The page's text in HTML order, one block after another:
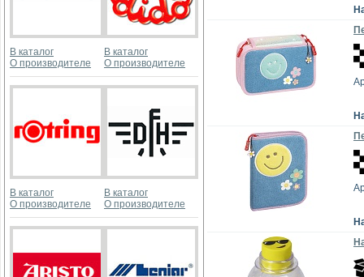
В каталог
О производителе
В каталог
О производителе
В каталог
О производителе
В каталог
О производителе